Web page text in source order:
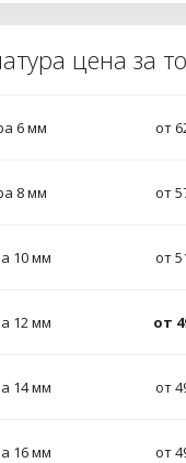
цена за
6 мм от
8 мм от
10 мм от
12 мм от
14 мм от
16 мм от